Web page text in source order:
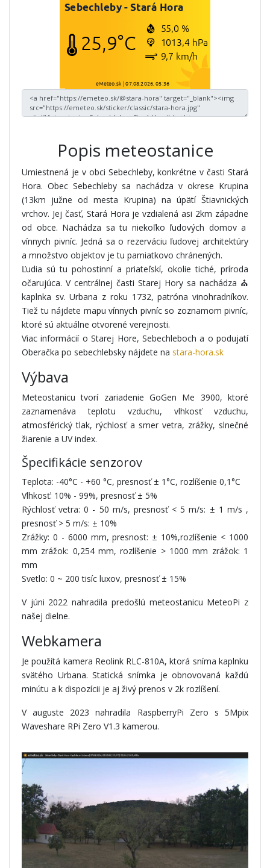
Popis meteostanice
Umiestnená je v obci Sebechleby, konkrétne v časti Stará
Hora. Obec Sebechleby sa nachádza v okrese Krupina
(13km južne od mesta Krupina) na úpätí Štiavnických
vrchov. Jej časť, Stará Hora je vzdialená asi 2km západne
od obce. Nachádza sa tu niekoľko ľudových domov a
vínnych pivníc. Jedná sa o rezerváciu ľudovej architektúry
a množstvo objektov je tu pamiatkovo chránených.
Ľudia sú tu pohostinní a priateľskí, okolie tiché, príroda
očarujúca. V centrálnej časti Starej Hory sa nachádza ⛪
kaplnka sv. Urbana z roku 1732, patróna vinohradníkov.
Tiež tu nájdete mapu vínnych pivníc so zoznamom pivníc,
ktoré sú aktuálne otvorené verejnosti.
Viac informácií o Starej Hore, Sebechleboch a o podujatí
Oberačka po sebechlebsky nájdete na stara-hora.sk
Výbava
Meteostanicu tvorí zariadenie GoGen Me 3900, ktoré
zaznamenáva teplotu vzduchu, vlhkosť vzduchu,
atmosférický tlak, rýchlosť a smer vetra, zrážky, slnečné
žiarenie a UV index.
Špecifikácie senzorov
Teplota: -40°C - +60 °C, presnosť ± 1°C, rozlíšenie 0,1°C
Vlhkosť: 10% - 99%, presnosť ± 5%
Rýchlosť vetra: 0 - 50 m/s, presnosť < 5 m/s: ± 1 m/s ,
presnosť > 5 m/s: ± 10%
Zrážky: 0 - 6000 mm, presnost: ± 10%,rozlíšenie < 1000
mm zrážok: 0,254 mm, rozlíšenie > 1000 mm zrážok: 1
mm
Svetlo: 0 ~ 200 tisíc luxov, presnosť ± 15%
V júni 2022 nahradila predošlú meteostanicu MeteoPi z
našej dielne.
Webkamera
Je použítá kamera Reolink RLC-810A, ktorá sníma kaplnku
svätého Urbana. Statická snímka je obnovovaná každú
minútu a k dispozícii je aj živý prenos v 2k rozlíšení.
V auguste 2023 nahradila RaspberryPi Zero s 5Mpix
Waveshare RPi Zero V1.3 kamerou.